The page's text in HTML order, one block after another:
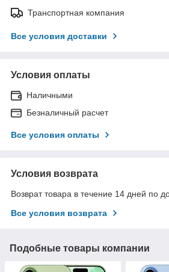
Транспортная компания
Все условия доставки
Условия оплаты
Наличными
Безналичный расчет
Все условия оплаты
Условия возврата
Возврат товара в течение 14 дней по
Все условия возврата
Подобные товары компании